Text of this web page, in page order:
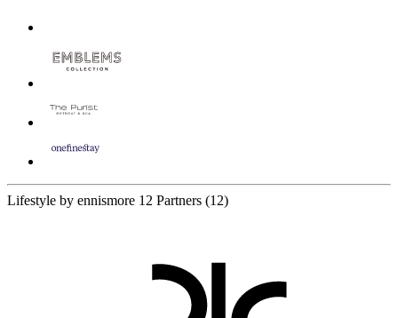
Lifestyle by ennismore 12 Partners (12)